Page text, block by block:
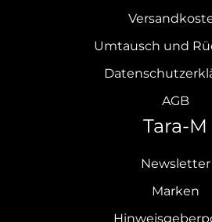
Umtausch und
AGB
Tara-M
Newsletter
Marken